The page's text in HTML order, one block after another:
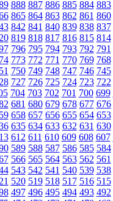
888 887 886 885 884 883
865 864 863 862 861 860
842 841 840 839 838 837
819 818 817 816 815 814
796 795 794 793 792 791
773 772 771 770 769 768
750 749 748 747 746 745
727 726 725 724 723 722
704 703 702 701 700 699
681 680 679 678 677 676
658 657 656 655 654 653
635 634 633 632 631 630
612 611 610 609 608 607
589 588 587 586 585 584
566 565 564 563 562 561
543 542 541 540 539 538
520 519 518 517 516 515
497 496 495 494 493 492